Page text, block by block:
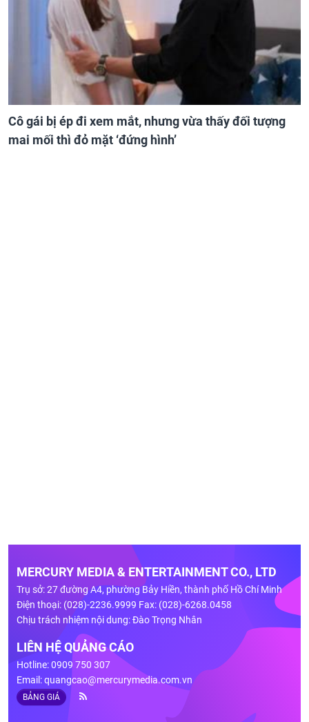
Cô gái bị ép đi xem mắt, nhưng vừa thấy đối tượng
mai mối thì đỏ mặt ‘đứng hình’
MERCURY MEDIA & ENTERTAINMENT CO., LTD
Trụ sở: 27 đường A4, phường Bảy Hiền, thành phố Hồ Chí Minh
Điện thoại: (028)-2236.9999 Fax: (028)-6268.0458
Chịu trách nhiệm nội dung: Đào Trọng Nhân
LIÊN HỆ QUẢNG CÁO
Hotline: 0909 750 307
Email:quangcao@mercurymedia.com.vn
BẢNG GIÁ